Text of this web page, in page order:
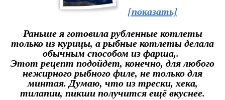
[показать]
Раньше я готовила рубленные котлеты
только из курицы, а рыбные котлеты делала
обычным способом из фарша,.
Этот рецепт подойдет, конечно, для любого
нежирного рыбного филе, не только для
минтая. Думаю, что из трески, хека,
тилапии, пикши получится ещё вкуснее.